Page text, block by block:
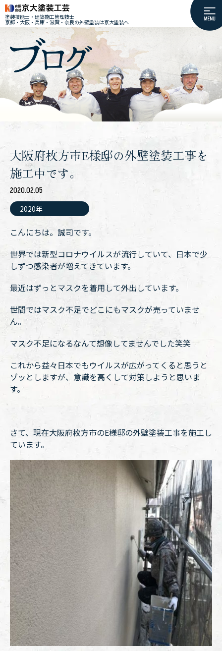
塗装技能士・建築施工管理技士
京都・大阪・兵庫・滋賀・奈良の外壁塗装は京大塗装へ
大阪府枚方市E様邸の外壁塗装工事を
施工中です。
2020.02.05
2020年
こんにちは。誠司です。
世界では新型コロナウイルスが流行していて、日本で少
しずつ感染者が増えてきています。
最近はずっとマスクを着用して外出しています。
世間ではマスク不足でどこにもマスクが売っていませ
ん。
マスク不足になるなんて想像してませんでした笑笑
これから益々日本でもウイルスが広がってくると思うと
ゾッとしますが、意識を高くして対策しようと思いま
す。
さて、現在大阪府枚方市のE様邸の外壁塗装工事を施工し
ています。